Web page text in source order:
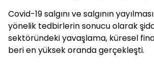
Covid-19 salgını ve salgının
yönelik tedbirlerin sonucu olarak
sektöründeki yavaşlama, küresel
beri en yüksek oranda gerçekleşti.